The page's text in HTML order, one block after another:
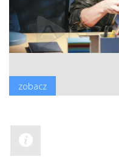
zobacz